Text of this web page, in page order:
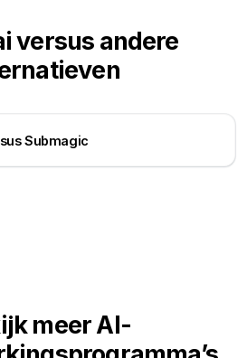
versus andere
Submagic
meer AI-